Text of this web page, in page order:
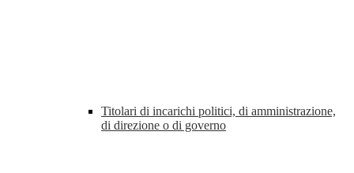
Titolari di incarichi politici, di amministrazione,
di direzione o di governo